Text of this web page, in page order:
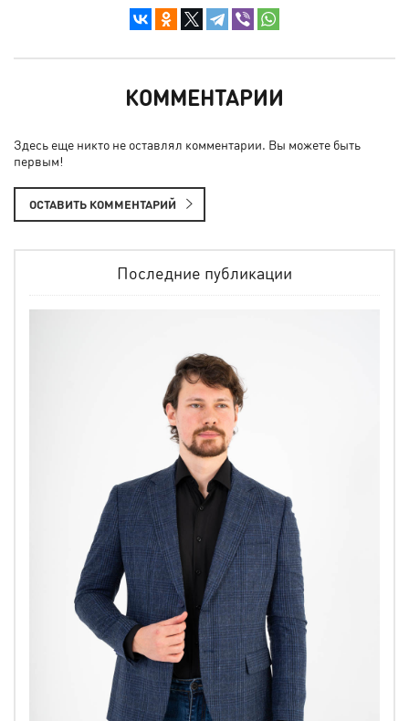
КОММЕНТАРИИ
Здесь еще никто не оставлял комментарии. Вы можете быть
первым!
ОСТАВИТЬ КОММЕНТАРИЙ
Последние публикации